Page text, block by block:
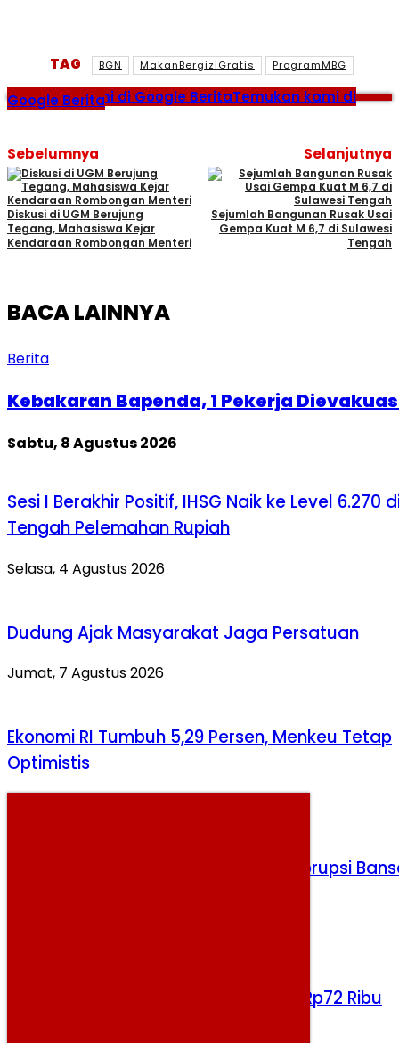
TAG BGN MakanBergiziGratis ProgramMBG
Temukan kami di Google BeritaTemukan kami di
Google Berita
Sebelumnya
Diskusi di UGM Berujung
Tegang, Mahasiswa Kejar
Kendaraan Rombongan Menteri
Selanjutnya
Sejumlah Bangunan Rusak Usai
Gempa Kuat M 6,7 di Sulawesi
Tengah
BACA LAINNYA
Berita
Kebakaran Bapenda, 1 Pekerja
Sabtu, 8 Agustus 2026
Sesi I Berakhir Positif, IHSG Naik ke Level 6.270
Tengah Pelemahan Rupiah
Selasa, 4 Agustus 2026
Dudung Ajak Masyarakat Jaga Persatuan
Jumat, 7 Agustus 2026
Ekonomi RI Tumbuh 5,29 Persen, Menkeu Tetap
Optimistis
KPK Periksa Dua Tersangka Kasus Korupsi
Harga Pangan Naik, Cabai Tembus Rp72 Ribu